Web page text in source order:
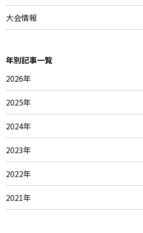
大会情報
年別記事一覧
2026年
2025年
2024年
2023年
2022年
2021年